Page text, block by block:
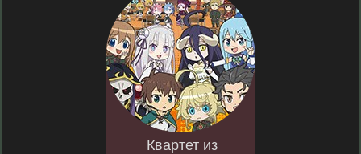
Квартет из